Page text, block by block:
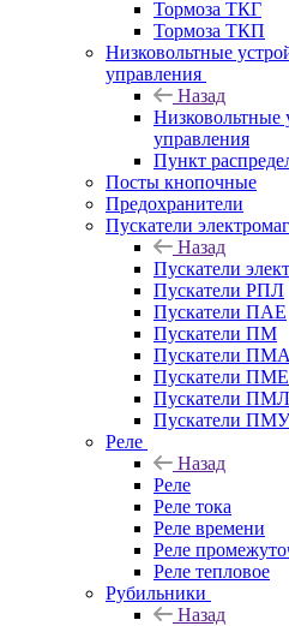
Тормоза ТКГ
Тормоза ТКП
Низковольтные
управления
Назад
Низковольтные
управления
Пункт
Посты кнопочные
Предохранители
Пускатели
Назад
Пускатели
Пускатели РПЛ
Пускатели ПАЕ
Пускатели ПМ
Пускатели ПМА
Пускатели ПМЕ
Пускатели ПМЛ
Пускатели ПМУ
Реле
Назад
Реле
Реле тока
Реле времени
Реле
Реле тепловое
Рубильники
Назад